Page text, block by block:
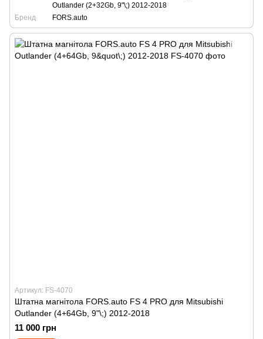
Outlander (2+32Gb, 9"\;) 2012-2018
Бренд
FORS.auto
Артикул: FS-4070
Штатна магнітола FORS.auto FS 4 PRO для Mitsubishi
Outlander (4+64Gb, 9"\;) 2012-2018
11 000 грн